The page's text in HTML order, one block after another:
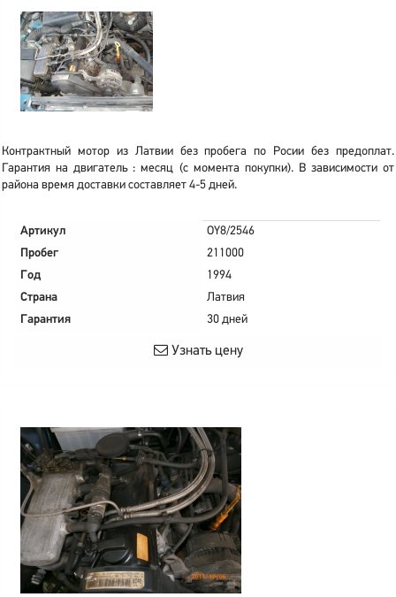
Контрактный мотор из Латвии без пробега по Росии без предоплат.
Гарантия на двигатель : месяц (с момента покупки). В зависимости от
района время доставки составляет 4-5 дней.
Артикул
OY8/2546
Пробег
211000
Год
1994
Страна
Латвия
Гарантия
30 дней
Узнать цену